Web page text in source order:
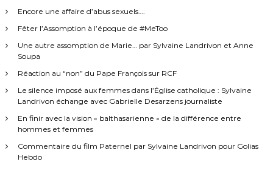
Encore une affaire d’abus sexuels….
Fêter l’Assomption à l’époque de #MeToo
Une autre assomption de Marie… par Sylvaine Landrivon et Anne
Soupa
Réaction au “non” du Pape François sur RCF
Le silence imposé aux femmes dans l’Église catholique : Sylvaine
Landrivon échange avec Gabrielle Desarzens journaliste
En finir avec la vision « balthasarienne » de la différence entre
hommes et femmes
Commentaire du film Paternel par Sylvaine Landrivon pour Golias
Hebdo